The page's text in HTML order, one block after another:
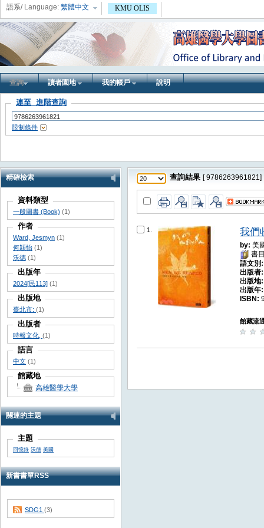
語系/ Language: 繁體中文 KMU OLIS
查詢 讀者園地 我的帳戶 說明
連至 進階查詢
限制條件
精確檢索
資料類型
一般圖書 (Book) (1)
作者
Ward, Jesmyn (1)
何穎怡 (1)
沃德 (1)
出版年
2024[民113] (1)
出版地
臺北市: (1)
出版者
時報文化, (1)
語言
中文 (1)
館藏地
高雄醫學大學
關連的主題
主題
回憶錄 沃德 美國
新書書單RSS
SDG1 (3)
查詢結果 [ 9786263961821]
1 我們
by: 美
書
語文
出版
出版
出版
ISBN:
館藏流